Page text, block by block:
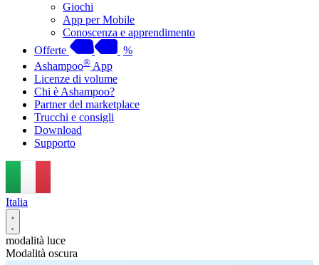
Giochi
App per Mobile
Conoscenza e apprendimento
Offerte
%
Ashampoo® App
Licenze di volume
Chi è Ashampoo?
Partner del marketplace
Trucchi e consigli
Download
Supporto
Italia
modalità luce
Modalità oscura